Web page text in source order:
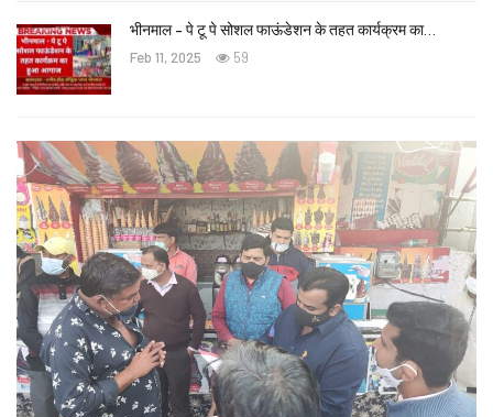
भीनमाल – पे टू पे सोशल फाऊंडेशन के तहत कार्यक्रम का…
Feb 11, 2025 59